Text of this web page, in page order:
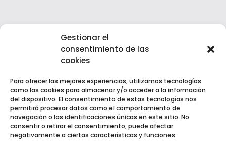
Gestionar el
consentimiento de las
cookies
Para ofrecer las mejores experiencias, utilizamos tecnologías
como las cookies para almacenar y/o acceder a la información
del dispositivo. El consentimiento de estas tecnologías nos
permitirá procesar datos como el comportamiento de
navegación o las identificaciones únicas en este sitio. No
consentir o retirar el consentimiento, puede afectar
negativamente a ciertas características y funciones.